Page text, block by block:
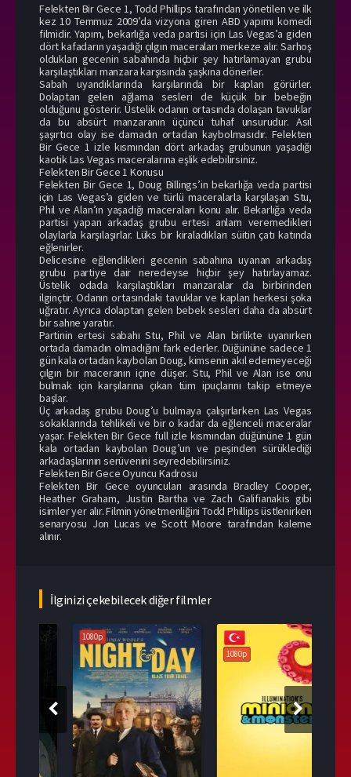
Felekten Bir Gece 1, Todd Phillips tarafından yönetilen ve ilk
kez 10 Temmuz 2009’da vizyona giren ABD yapımı komedi
filmidir. Yapım, bekarlığa veda partisi için Las Vegas’a giden
dört kafadarın yaşadığı çılgın maceraları merkeze alır. Sarhoş
oldukları gecenin sabahında hiçbir şey hatırlamayan grubu
karşılaştıkları manzara karşısında şaşkına dönerler.
Sabah uyandıklarında karşılarında bir kaplan görürler.
Dolaptan gelen ağlama sesleri de küçük bir bebeğin
olduğunu gösterir. Üstelik odanın ortasında dolaşan tavuklar
da bu absürt manzaranın üçüncü tuhaf unsurudur. Asıl
şaşırtıcı olay ise damadın ortadan kaybolmasıdır. Felekten
Bir Gece 1 izle kısmından dört arkadaş grubunun yaşadığı
kaotik Las Vegas maceralarına eşlik edebilirsiniz.
Felekten Bir Gece 1 Konusu
Felekten Bir Gece 1, Doug Billings’in bekarlığa veda partisi
için Las Vegas’a giden ve türlü maceralarla karşılaşan Stu,
Phil ve Alan’ın yaşadığı maceraları konu alır. Bekarlığa veda
partisi yapan arkadaş grubu ertesi anlam veremedikleri
olaylarla karşılaşırlar. Lüks bir kiraladıkları süitin çatı katında
eğlenirler.
Delicesine eğlendikleri gecenin sabahına uyanan arkadaş
grubu partiye dair neredeyse hiçbir şey hatırlayamaz.
Üstelik odada karşılaştıkları manzaralar da birbirinden
ilginçtir. Odanın ortasındaki tavuklar ve kaplan herkesi şoka
uğratır. Ayrıca dolaptan gelen bebek sesleri daha da absürt
bir sahne yaratır.
Partinin ertesi sabahı Stu, Phil ve Alan birlikte uyanırken
ortada damadın olmadığını fark ederler. Düğününe sadece 1
gün kala ortadan kaybolan Doug, kimsenin akıl edemeyeceği
çılgın bir maceranın içine düşer. Stu, Phil ve Alan ise onu
bulmak için karşılarına çıkan tüm ipuçlarını takip etmeye
başlar.
Üç arkadaş grubu Doug’u bulmaya çalışırlarken Las Vegas
sokaklarında tehlikeli ve bir o kadar da eğlenceli maceralar
yaşar. Felekten Bir Gece full izle kısmından düğününe 1 gün
kala ortadan kaybolan Doug’un ve peşinden sürüklediği
arkadaşlarının serüvenini seyredebilirsiniz.
Felekten Bir Gece Oyuncu Kadrosu
Felekten Bir Gece oyuncuları arasında Bradley Cooper,
Heather Graham, Justin Bartha ve Zach Galifianakis gibi
isimler yer alır. Filmin yönetmenliğini Todd Phillips üstlenirken
senaryosu Jon Lucas ve Scott Moore tarafından kaleme
alınır.
İlginizi çekebilecek diğer filmler
1080p
1080p